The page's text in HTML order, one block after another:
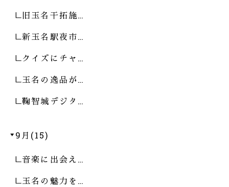
旧玉名干拓施…
新玉名駅夜市…
クイズにチャ…
玉名の逸品が…
鞠智城デジタ…
9月(15)
音楽に出会え…
玉名の魅力を…